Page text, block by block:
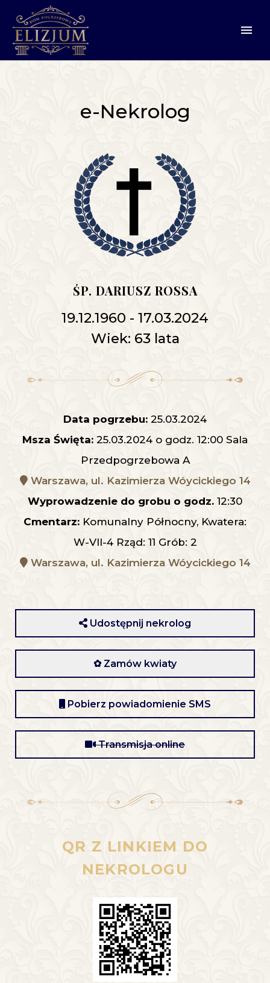
e-Nekrolog
ŚP. DARIUSZ ROSSA
19.12.1960 - 17.03.2024
Wiek: 63 lata
Data pogrzebu: 25.03.2024
Msza Święta: 25.03.2024 o godz. 12:00 Sala
Przedpogrzebowa A
Warszawa, ul. Kazimierza Wóycickiego 14
Wyprowadzenie do grobu o godz. 12:30
Cmentarz: Komunalny Północny, Kwatera:
W-VII-4 Rząd: 11 Grób: 2
Warszawa, ul. Kazimierza Wóycickiego 14
Udostępnij nekrolog
✿ Zamów kwiaty
Pobierz powiadomienie SMS
Transmisja online
QR Z LINKIEM DO
NEKROLOGU